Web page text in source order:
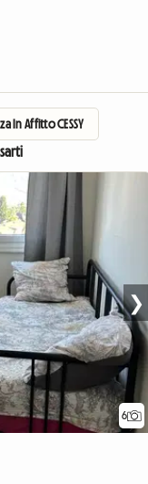
In Affitto CESSY
6
❯